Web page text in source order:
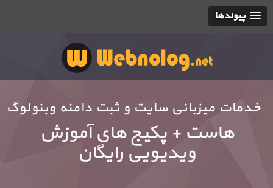
پیوندها
خدمات میزبانی سایت و ثبت دامنه وبنولوگ
هاست + پکیج های آموزش
ویدیویی رایگان